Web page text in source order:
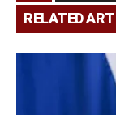
RELATED